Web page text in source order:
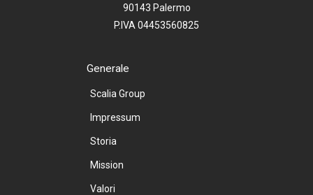
90143 Palermo
P.IVA 04453560825
Generale
Scalia Group
Impressum
Storia
Mission
Valori